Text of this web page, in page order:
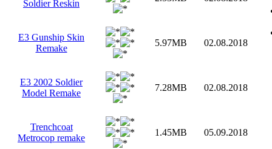
Soldier Reskin
E3 Gunship Skin
Remake
5.97MB 02.08.2018
E3 2002 Soldier
Model Remake
7.28MB 02.08.2018
Trenchcoat
Metrocop remake
1.45MB 05.09.2018